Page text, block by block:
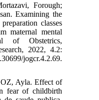
Mortazavi, Forough;
Hassan. Examining the
preparation classes
maternal mental
of Obstetrics,
Research, 2022, 4.2:
Ayla. Effect of
on fear of childbirth